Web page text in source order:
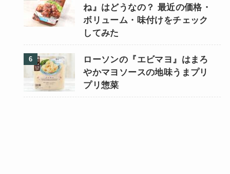
ね』はどうなの？ 最近の価格・
ボリューム・味付けをチェック
してみた
ローソンの『エビマヨ』はまろ
やかマヨソースの地味うまプリ
プリ惣菜